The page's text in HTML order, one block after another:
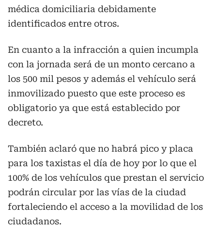
médica domiciliaria debidamente
identificados entre otros.
En cuanto a la infracción a quien incumpla
con la jornada será de un monto cercano a
los 500 mil pesos y además el vehículo será
inmovilizado puesto que este proceso es
obligatorio ya que está establecido por
decreto.
También aclaró que no habrá pico y placa
para los taxistas el día de hoy por lo que el
100% de los vehículos que prestan el servicio
podrán circular por las vías de la ciudad
fortaleciendo el acceso a la movilidad de los
ciudadanos.